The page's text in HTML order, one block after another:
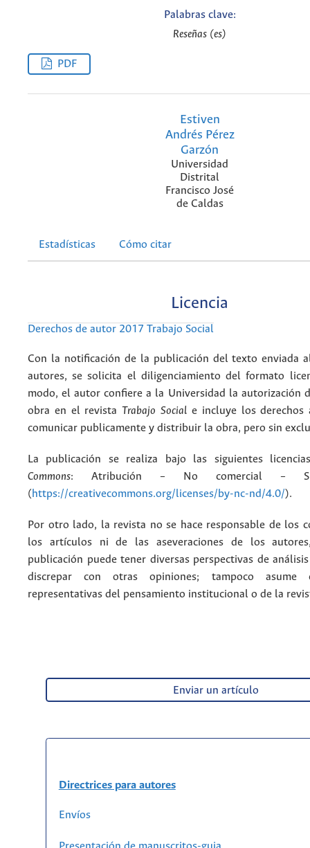
Palabras clave:
Reseñas (es)
PDF
Estiven
Andrés Pérez
Garzón
Universidad
Distrital
Francisco José
de Caldas
Estadísticas Cómo citar
Licencia
Derechos de autor 2017 Trabajo Social
Con la notificación de la publicación del texto enviada
autores, se solicita el diligenciamiento del formato
modo, el autor confiere a la Universidad la autorización
obra en el revista Trabajo Social e incluye los derechos
comunicar publicamente y distribuir la obra, pero sin
La publicación se realiza bajo las siguientes
Commons: Atribución – No comercial –
(https://creativecommons.org/licenses/by-nc-nd/4.0/).
Por otro lado, la revista no se hace responsable de los
los artículos ni de las aseveraciones de los
publicación puede tener diversas perspectivas de
discrepar con otras opiniones; tampoco asume
representativas del pensamiento institucional o de la
Enviar un artículo
Directrices para autores
Envíos